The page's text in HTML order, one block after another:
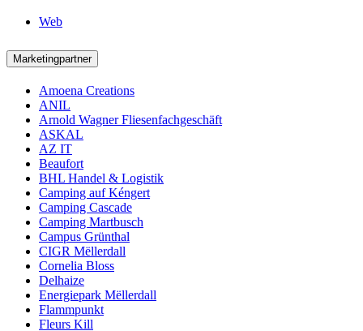
Web
Marketingpartner
Amoena Creations
ANIL
Arnold Wagner Fliesenfachgeschäft
ASKAL
AZ IT
Beaufort
BHL Handel & Logistik
Camping auf Kéngert
Camping Cascade
Camping Martbusch
Campus Grünthal
CIGR Mëllerdall
Cornelia Bloss
Delhaize
Energiepark Mëllerdall
Flammpunkt
Fleurs Kill